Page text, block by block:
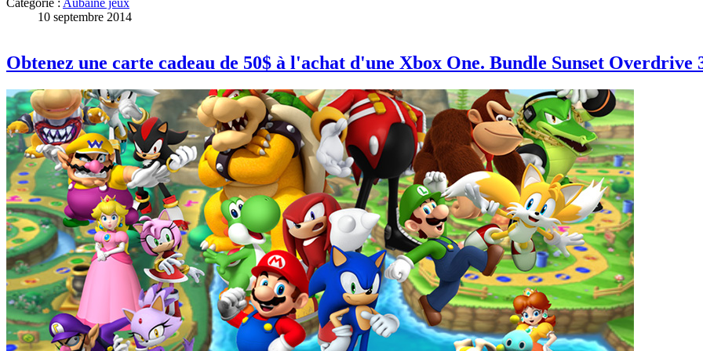
Catégorie : Aubaine jeux
10 septembre 2014
Obtenez une carte cadeau de 50$ à l'achat d'une Xbox One. Bundle Sunset Overdrive